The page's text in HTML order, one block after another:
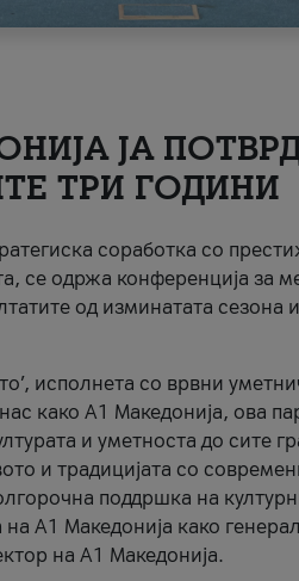
ЈА
ТРИ ГОДИНИ
соработка со
се одржа конференција за
од изминатата сезона
исполнета со врвни
како A1 Македонија, ова
и уметноста до сите
и традицијата со
поддршка на
A1 Македонија како
на A1 Македонија.